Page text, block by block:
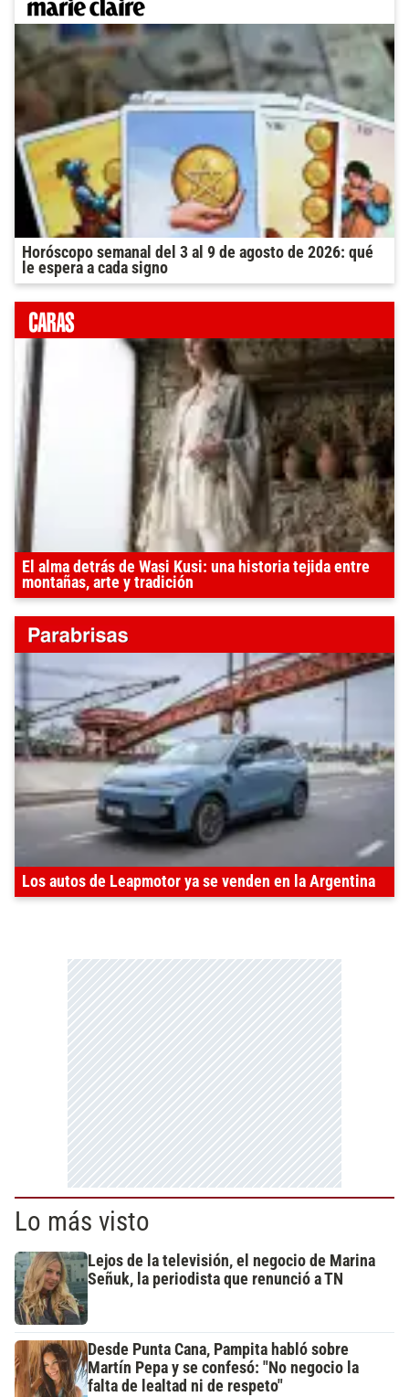
Horóscopo semanal del 3 al 9 de agosto de 2026: qué
le espera a cada signo
El alma detrás de Wasi Kusi: una historia tejida entre
montañas, arte y tradición
Los autos de Leapmotor ya se venden en la Argentina
Lo más visto
Lejos de la televisión, el negocio de Marina
Señuk, la periodista que renunció a TN
Desde Punta Cana, Pampita habló sobre
Martín Pepa y se confesó: "No negocio la
falta de lealtad ni de respeto"